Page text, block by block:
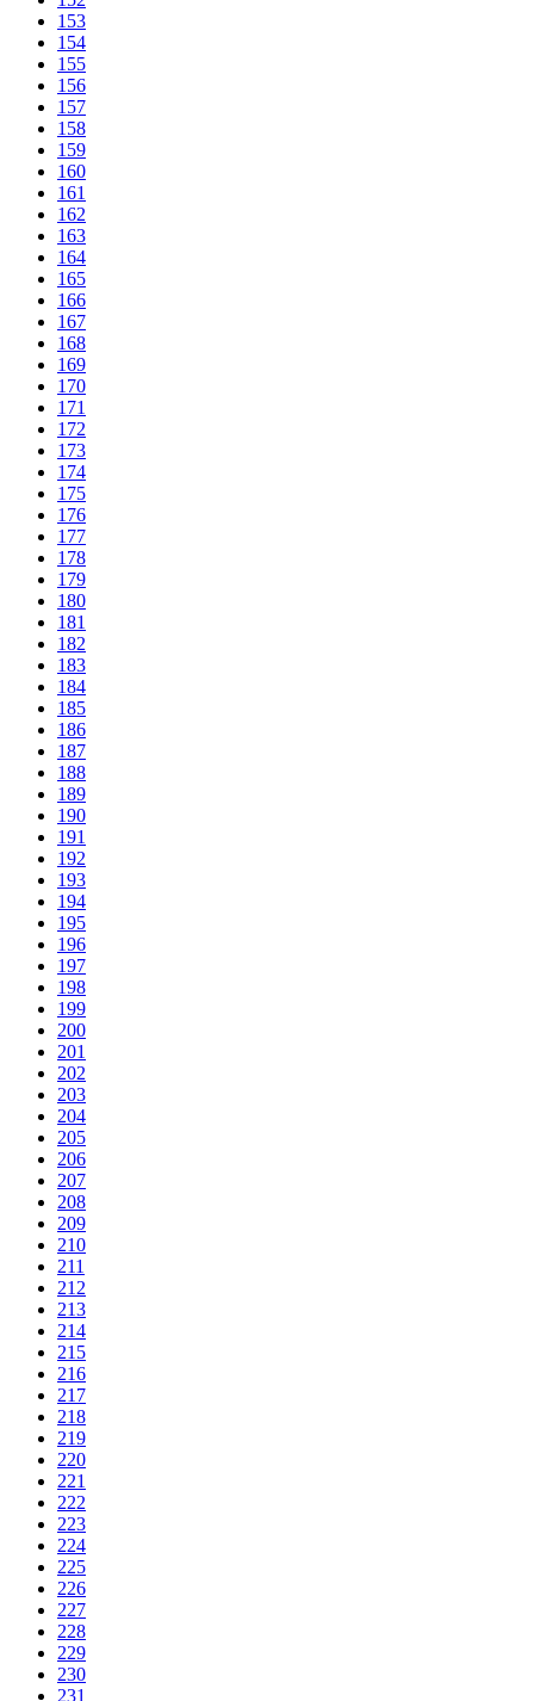
153
154
155
156
157
158
159
160
161
162
163
164
165
166
167
168
169
170
171
172
173
174
175
176
177
178
179
180
181
182
183
184
185
186
187
188
189
190
191
192
193
194
195
196
197
198
199
200
201
202
203
204
205
206
207
208
209
210
211
212
213
214
215
216
217
218
219
220
221
222
223
224
225
226
227
228
229
230
231